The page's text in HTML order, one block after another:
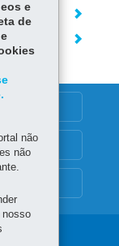
e
de
não
não